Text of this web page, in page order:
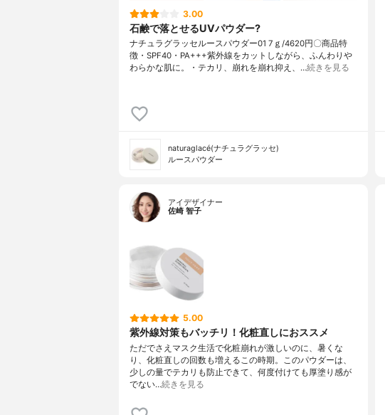
3.00
石鹸で落とせるUVパウダー?
ナチュラグラッセルースパウダー01 7ｇ/4620円〇商品特
徴・SPF40・PA+++紫外線をカットしながら、ふんわりや
わらかな肌に。・テカリ、崩れを崩れ抑え、…続きを見る
naturaglacé(ナチュラグラッセ)
ルースパウダー
アイデザイナー
佐崎 智子
5.00
紫外線対策もバッチリ！化粧直しにおススメ
ただでさえマスク生活で化粧崩れが激しいのに、暑くな
り、化粧直しの回数も増えるこの時期。このパウダーは、
少しの量でテカリも防止できて、何度付けても厚塗り感が
でない…続きを見る